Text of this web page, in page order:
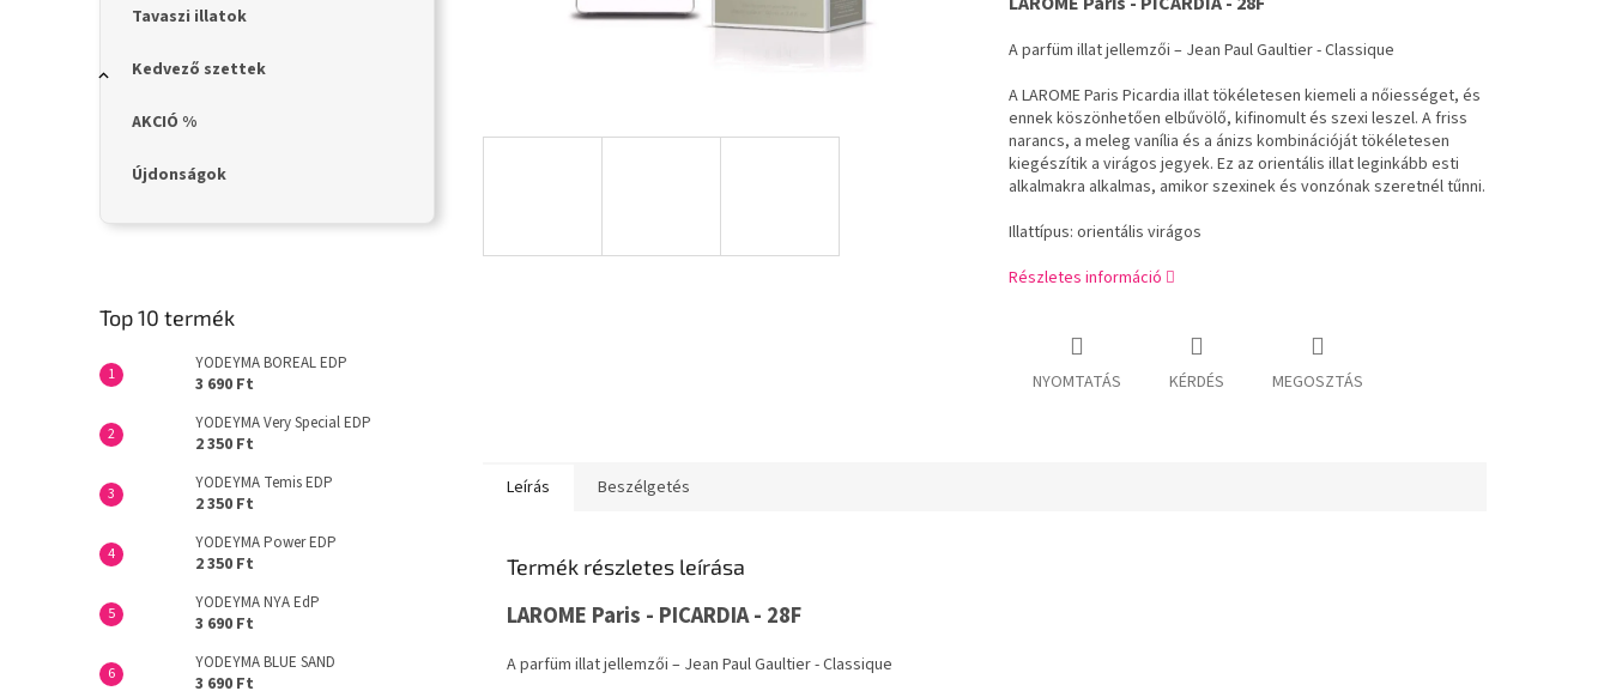
Tavaszi illatok
Kedvező szettek
AKCIÓ %
Újdonságok
Top 10 termék
YODEYMA BOREAL EDP
3 690 Ft
YODEYMA Very Special EDP
2 350 Ft
YODEYMA Temis EDP
2 350 Ft
YODEYMA Power EDP
2 350 Ft
YODEYMA NYA EdP
3 690 Ft
YODEYMA BLUE SAND
3 690 Ft
A parfüm illat jellemzői – Jean Paul Gaultier - Classique
A LAROME Paris Picardia illat tökéletesen kiemeli a nőiességet, és
ennek köszönhetően elbűvölő, kifinomult és szexi leszel. A friss
narancs, a meleg vanília és a ánizs kombinációját tökéletesen
kiegészítik a virágos jegyek. Ez az orientális illat leginkább esti
alkalmakra alkalmas, amikor szexinek és vonzónak szeretnél tűnni.
Illattípus: orientális virágos
Részletes információ
NYOMTATÁS KÉRDÉS MEGOSZTÁS
Leírás Beszélgetés
Termék részletes leírása
LAROME Paris - PICARDIA - 28F
A parfüm illat jellemzői – Jean Paul Gaultier - Classique